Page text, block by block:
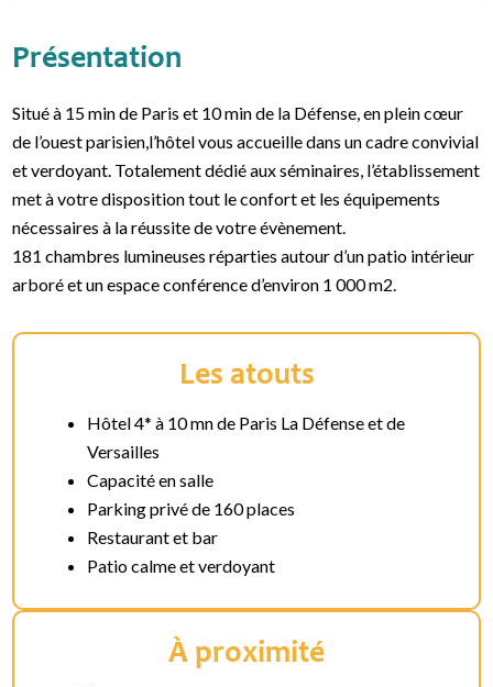
Présentation
Situé à 15 min de Paris et 10 min de la Défense, en plein cœur
de l’ouest parisien,l’hôtel vous accueille dans un cadre convivial
et verdoyant. Totalement dédié aux séminaires, l’établissement
met à votre disposition tout le confort et les équipements
nécessaires à la réussite de votre évènement.
181 chambres lumineuses réparties autour d’un patio intérieur
arboré et un espace conférence d’environ 1 000 m2.
Les atouts
Hôtel 4* à 10 mn de Paris La Défense et de
Versailles
Capacité en salle
Parking privé de 160 places
Restaurant et bar
Patio calme et verdoyant
À proximité